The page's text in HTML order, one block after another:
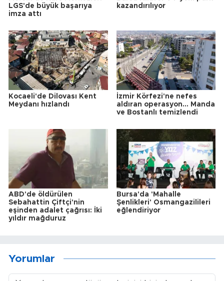
LGS'de büyük başarıya
imza attı
kazandırılıyor
Kocaeli'de Dilovası Kent
Meydanı hızlandı
İzmir Körfezi'ne nefes
aldıran operasyon... Manda
ve Bostanlı temizlendi
ABD'de öldürülen
Sebahattin Çiftçi'nin
eşinden adalet çağrısı: İki
yıldır mağduruz
Bursa'da 'Mahalle
Şenlikleri' Osmangazilileri
eğlendiriyor
Yorumlar